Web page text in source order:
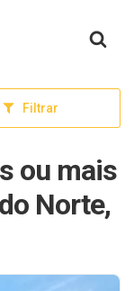
Filtrar
ou mais
Norte,